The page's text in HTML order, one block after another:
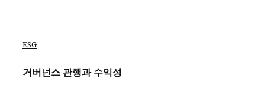
ESG
거버넌스 관행과 수익성